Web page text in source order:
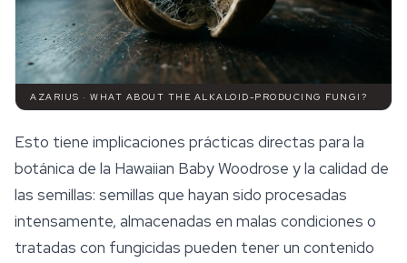
AZARIUS · WHAT ABOUT THE ALKALOID-PRODUCING FUNGI?
Esto tiene implicaciones prácticas directas para la
botánica de la Hawaiian Baby Woodrose y la calidad de
las semillas: semillas que hayan sido procesadas
intensamente, almacenadas en malas condiciones o
tratadas con fungicidas pueden tener un contenido